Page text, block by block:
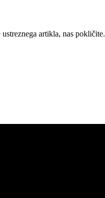
artikla, nas pokličite.